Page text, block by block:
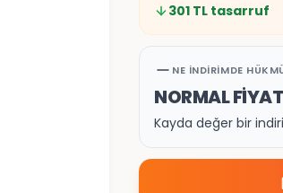
301 TL tasarruf
NE İNDIRIMDE
NORMAL FİYAT
Kayda değer bir